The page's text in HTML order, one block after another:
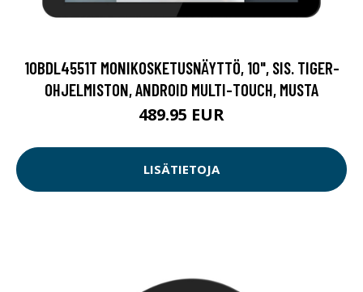
10BDL4551T MONIKOSKETUSNÄYTTÖ, 10", SIS. TIGER-
OHJELMISTON, ANDROID MULTI-TOUCH, MUSTA
489.95 EUR
LISÄTIETOJA